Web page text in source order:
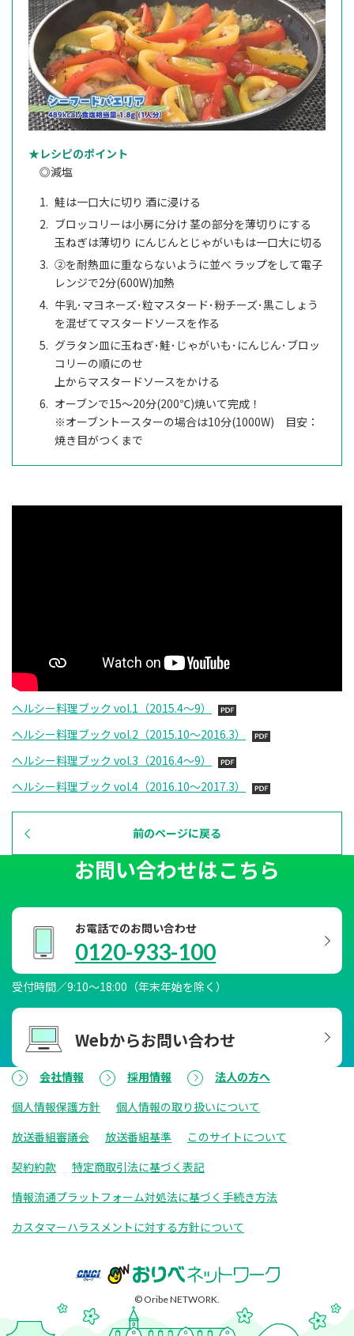
★レシピのポイント
◎減塩
鮭は一口大に切り 酒に浸ける
ブロッコリーは小房に分け 茎の部分を薄切りにする
玉ねぎは薄切り にんじんとじゃがいもは一口大に切る
②を耐熱皿に重ならないように並べ ラップをして電子
レンジで2分(600W)加熱
牛乳･マヨネーズ･粒マスタード･粉チーズ･黒こしょう
を混ぜてマスタードソースを作る
グラタン皿に玉ねぎ･鮭･じゃがいも･にんじん･ブロッ
コリーの順にのせ
上からマスタードソースをかける
オーブンで15～20分(200℃)焼いて完成！
※オーブントースターの場合は10分(1000W) 目安：
焼き目がつくまで
ヘルシー料理ブック vol.1（2015.4～9）
ヘルシー料理ブック vol.2（2015.10～2016.3）
ヘルシー料理ブック vol.3（2016.4～9）
ヘルシー料理ブック vol.4（2016.10～2017.3）
前のページに戻る
お問い合わせはこちら
お電話でのお問い合わせ
0120-933-100
受付時間／9:10～18:00（年末年始を除く）
Webからお問い合わせ
会社情報 採用情報
法人の方へ
個人情報保護方針
個人情報の取り扱いについて
放送番組審議会
放送番組基準
このサイトについて
契約約款
特定商取引法に基づく表記
情報流通プラットフォーム対処法に基づく手続き方法
カスタマーハラスメントに対する方針について
© Oribe NETWORK.